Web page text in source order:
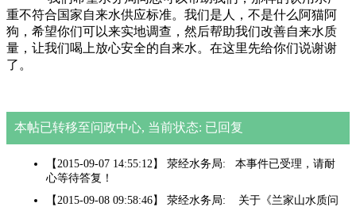
重不符合国家自来水供应标准。我们是人，不是什么阿猫阿
狗，希望你们可以来实地调查，然后帮助我们改善自来水质
量，让我们喝上放心安全的自来水。在这里先给你们说谢谢
了。
本帖已转移至问政中心, 当前状态: 已回复
【2015-09-07 14:55:12】 荥经水务局: 本事件已受理，请耐
心等待答复！
【2015-09-08 09:58:46】 荥经水务局: 关于《兰家山水质问